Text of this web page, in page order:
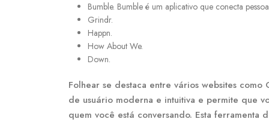
Bumble. Bumble é um aplicativo que conecta
Grindr.
Happn.
How About We.
Down.
Folhear se destaca entre vários websites
de usuário moderna e intuitiva e permite que
quem você está conversando. Esta